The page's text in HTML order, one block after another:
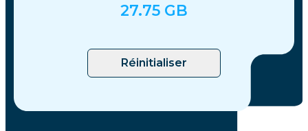
27.75 GB
Réinitialiser